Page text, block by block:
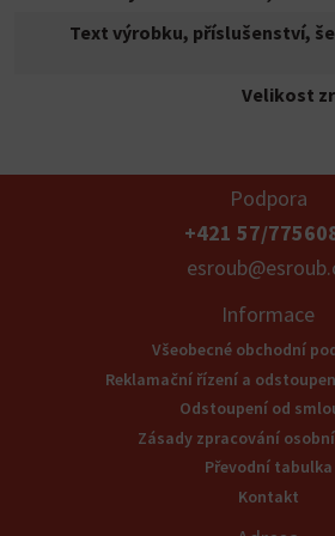
Text výrobku, příslušenství,
Velikost
Podpora
+421 57/
Informace
Všeobecné obchodní
Reklamační řízení a
Odstoupení od
Zásady zpracování
Převodní tabulka
Kontakt